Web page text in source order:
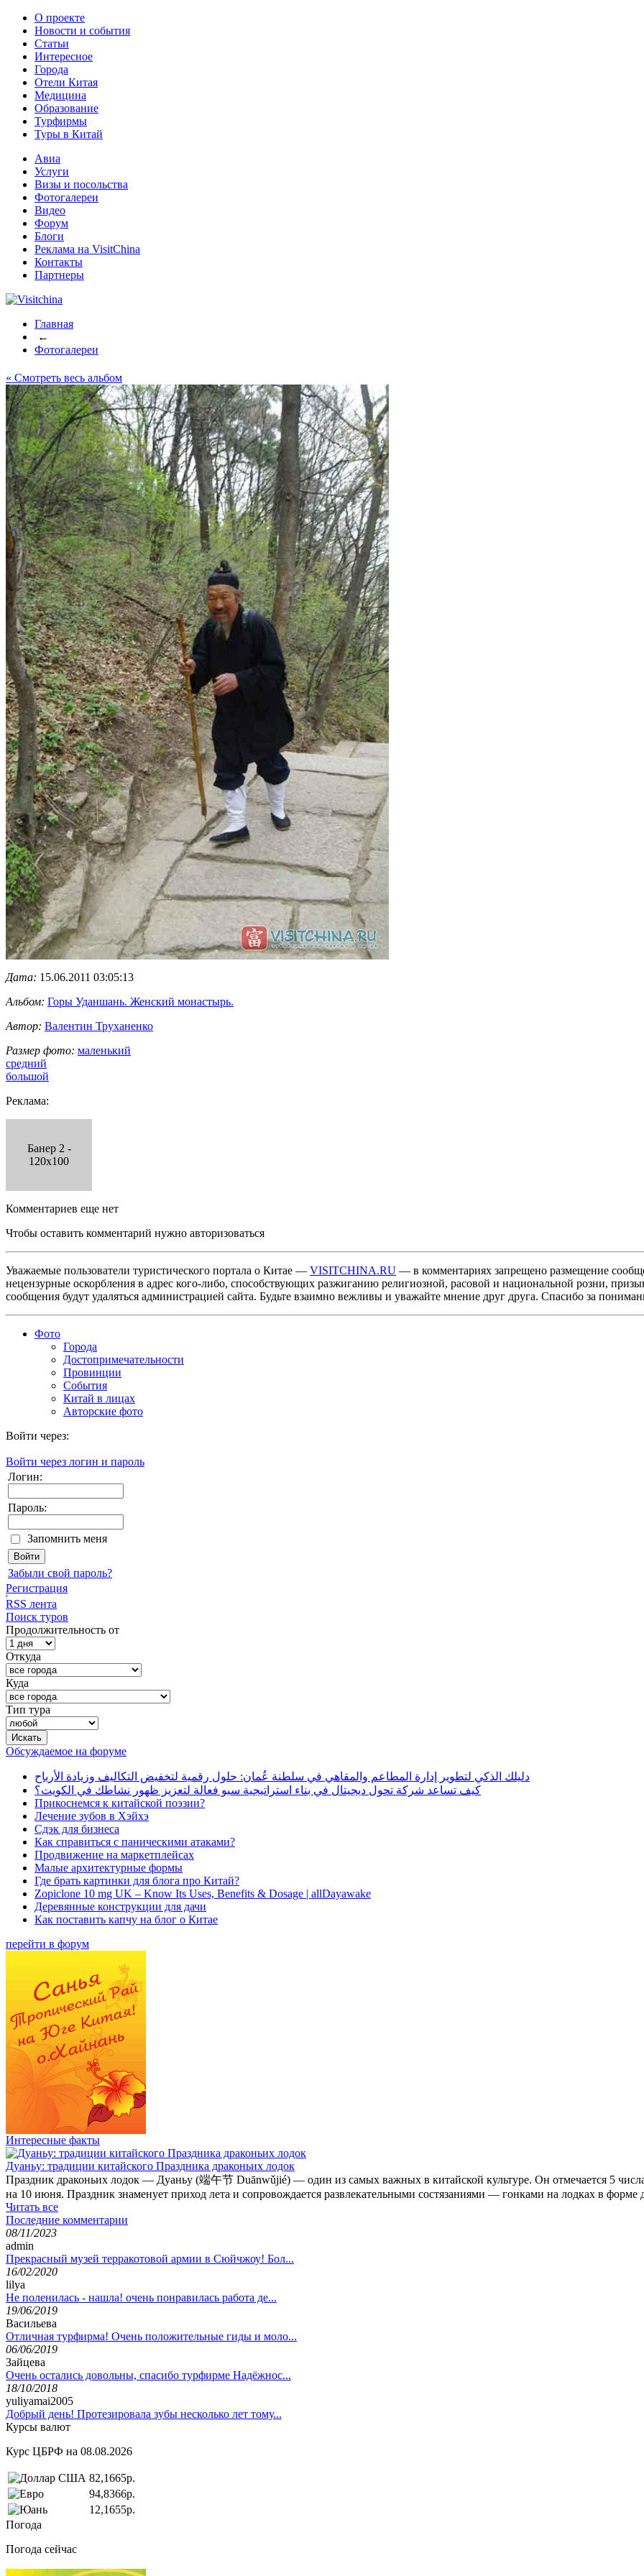
О проекте
Новости и события
Статьи
Интересное
Города
Отели Китая
Медицина
Образование
Турфирмы
Туры в Китай
Авиа
Услуги
Визы и посольства
Фотогалереи
Видео
Форум
Блоги
Реклама на VisitChina
Контакты
Партнеры
Главная
←
Фотогалереи
« Cмотреть весь альбом
Дата: 15.06.2011 03:05:13
Альбом: Горы Уданшань. Женский монастырь.
Автор: Валентин Труханенко
Размер фото: маленький
средний
большой
Реклама:
Банер 2 -
120x100
Комментариев еще нет
Чтобы оставить комментарий нужно авторизоваться
Уважаемые пользователи туристического портала о Китае — VISITCHINA.RU — в комментариях запрещено размещение
нецензурные оскорбления в адрес кого-либо, способствующих разжиганию религиозной, расовой и национальной розни,
сообщения будут удаляться администрацией сайта. Будьте взаимно вежливы и уважайте мнение друг друга. Спасибо за
Фото
Города
Достопримечательности
Провинции
События
Китай в лицах
Авторские фото
Войти через:
Войти через логин и пароль
Логин:
Пароль:
Запомнить меня
Забыли свой пароль?
Регистрация
RSS лента
Поиск туров
Продолжительность от
Откуда
Куда
Тип тура
Обсуждаемое на форуме
دليلك الذكي لتطوير إدارة المطاعم والمقاهي في سلطنة عُمان: حلول رقمية لتخفيض التكاليف وزيادة الأرباح
كيف تساعد شركة تحول ديجيتال في بناء استراتيجية سيو فعالة لتعزيز ظهور نشاطك في الكويت؟
Прикоснемся к китайской поэзии?
Лечение зубов в Хэйхэ
Сдэк для бизнеса
Как справиться с паническими атаками?
Продвижение на маркетплейсах
Малые архитектурные формы
Где брать картинки для блога про Китай?
Zopiclone 10 mg UK – Know Its Uses, Benefits & Dosage | allDayawake
Деревянные конструкции для дачи
Как поставить капчу на блог о Китае
перейти в форум
Интересные факты
Дуаньу: традиции китайского Праздника драконьих лодок
Праздник драконьих лодок — Дуаньу (端午节 Duānwǔjié) — один из самых важных в китайской культуре. Он отмечается 5
на 10 июня. Праздник знаменует приход лета и сопровождается развлекательными состязаниями — гонками на лодках в форме
Читать все
Последние комментарии
08/11/2023
admin
Прекрасный музей терракотовой армии в Сюйчжоу! Бол...
16/02/2020
lilya
Не поленилась - нашла! очень понравилась работа де...
19/06/2019
Васильева
Отличная турфирма! Очень положительные гиды и моло...
06/06/2019
Зайцева
Очень остались довольны, спасибо турфирме Надёжнос...
18/10/2018
yuliyamai2005
Добрый день! Протезировала зубы несколько лет тому...
Курсы валют
Курс ЦБРФ на 08.08.2026
82,1665р.
94,8366р.
12,1655р.
Погода
Погода сейчас